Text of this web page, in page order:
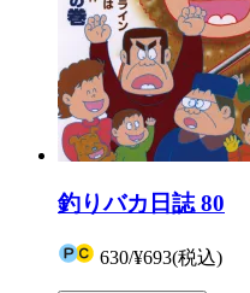
釣りバカ日誌 80
630/¥693(税込)